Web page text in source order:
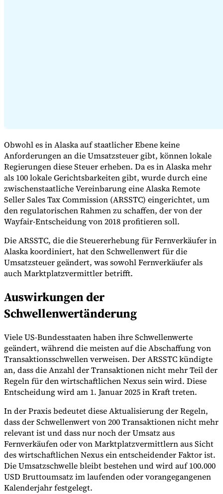
Werkzeuge
VAT-Rechner
GST-RechnerVerkaufssteuer-Rechner
NummernprüferTracker für E-Rechnungs-Mandate
Experts
Unsere Autoren
Beitragender werden Wählen Sie einen Experten
Obwohl es in Alaska auf staatlicher Ebene keine
Anforderungen an die Umsatzsteuer gibt, können lokale
Regierungen diese Steuer erheben. Da es in Alaska mehr
als 100 lokale Gerichtsbarkeiten gibt, wurde durch eine
zwischenstaatliche Vereinbarung eine Alaska Remote
Seller Sales Tax Commission (ARSSTC) eingerichtet, um
den regulatorischen Rahmen zu schaffen, der von der
Wayfair-Entscheidung von 2018 profitieren soll.
Die ARSSTC, die die Steuererhebung für Fernverkäufer in
Alaska koordiniert, hat den Schwellenwert für die
Umsatzsteuer geändert, was sowohl Fernverkäufer als
auch Marktplatzvermittler betrifft.
Auswirkungen der
Schwellenwertänderung
Viele US-Bundesstaaten haben ihre Schwellenwerte
geändert, während die meisten auf die Abschaffung von
Transaktionsschwellen verweisen. Der ARSSTC kündigte
an, dass die Anzahl der Transaktionen nicht mehr Teil der
Regeln für den wirtschaftlichen Nexus sein wird. Diese
Entscheidung wird am 1. Januar 2025 in Kraft treten.
In der Praxis bedeutet diese Aktualisierung der Regeln,
dass der Schwellenwert von 200 Transaktionen nicht mehr
relevant ist und dass nur noch der Umsatz aus
Fernverkäufen oder von Marktplatzvermittlern aus Sicht
des wirtschaftlichen Nexus ein entscheidender Faktor ist.
Die Umsatzschwelle bleibt bestehen und wird auf 100.000
USD Bruttoumsatz im laufenden oder vorangegangenen
Kalenderjahr festgelegt.